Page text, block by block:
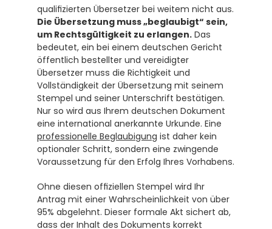
Die Übersetzung muss „beglaubigt“ sein,
um Rechtsgültigkeit zu erlangen. Das
bedeutet, ein bei einem deutschen Gericht
öffentlich bestellter und vereidigter
Übersetzer muss die Richtigkeit und
Vollständigkeit der Übersetzung mit seinem
Stempel und seiner Unterschrift bestätigen.
Nur so wird aus Ihrem deutschen Dokument
professionelle Beglaubigung ist daher kein
optionaler Schritt, sondern eine zwingende
Voraussetzung für den Erfolg Ihres Vorhabens.
Ohne diesen offiziellen Stempel wird Ihr
Antrag mit einer Wahrscheinlichkeit von über
95% abgelehnt. Dieser formale Akt sichert ab,
dass der Inhalt des Dokuments korrekt